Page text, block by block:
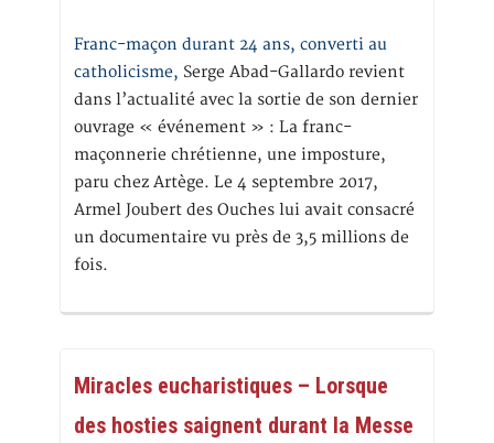
Franc-maçon durant 24 ans, converti au
catholicisme, Serge Abad-Gallardo revient
dans l’actualité avec la sortie de son dernier
ouvrage « événement » : La franc-
maçonnerie chrétienne, une imposture,
paru chez Artège. Le 4 septembre 2017,
Armel Joubert des Ouches lui avait consacré
un documentaire vu près de 3,5 millions de
fois.
Miracles eucharistiques – Lorsque
des hosties saignent durant la Messe